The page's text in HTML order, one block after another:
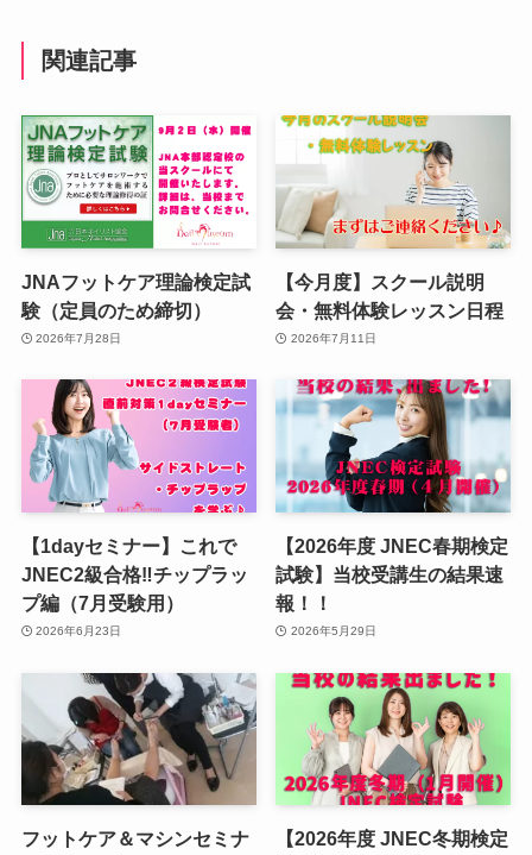
関連記事
JNAフットケア理論検定試
験（定員のため締切）
2026年7月28日
【今月度】スクール説明
会・無料体験レッスン日程
2026年7月11日
【1dayセミナー】これで
JNEC2級合格‼︎チップラッ
プ編（7月受験用）
2026年6月23日
【2026年度 JNEC春期検定
試験】当校受講生の結果速
報！！
2026年5月29日
フットケア＆マシンセミナ
【2026年度 JNEC冬期検定